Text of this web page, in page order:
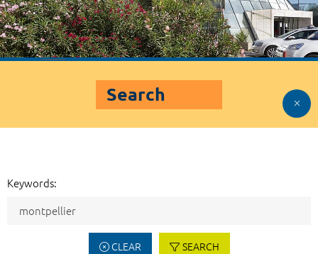
Search
Keywords:
CLEAR SEARCH